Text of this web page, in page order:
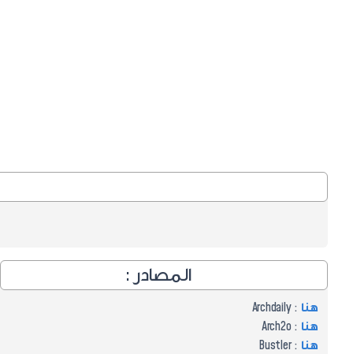
المصادر :
هنا : Archdaily
هنا : Arch2o
هنا : Bustler